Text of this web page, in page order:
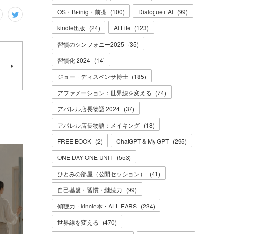
OS・Beinig・前提 (100) Dialogue+ AI (99)
kindle出版 (24) AI Life (123)
習慣のシンフォニー2025 (35)
習慣化 2024 (14)
ジョー・ディスペンサ博士 (185)
アファメーション：世界線を変える (74)
アパレル店長物語 2024 (37)
アパレル店長物語：メイキング (18)
FREE BOOK (2) ChatGPT & My GPT (295)
ONE DAY ONE UNIT (553)
ひとみの部屋（公開セッション）
(41)
自己基盤・習慣・継続力 (99)
傾聴力・kincle本・ALL EARS (234)
世界線を変える (470)